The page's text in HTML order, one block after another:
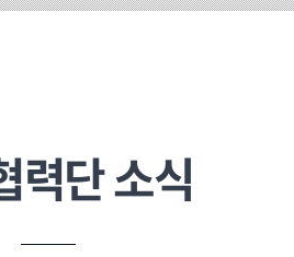
명지연구실
연
력단 소식